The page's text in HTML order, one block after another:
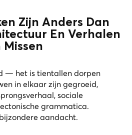
Zijn Anders Dan
En Verhalen
Missen
— het is tientallen dorpen
in elkaar zijn gegroeid,
sociale
grammatica.
aandacht.